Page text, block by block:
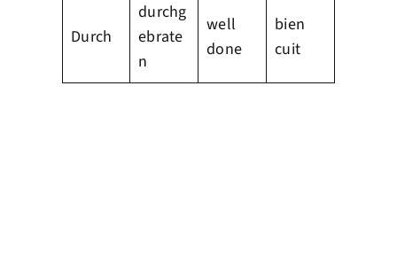
Durch
durchg
ebrate
n
well
done
bien
cuit